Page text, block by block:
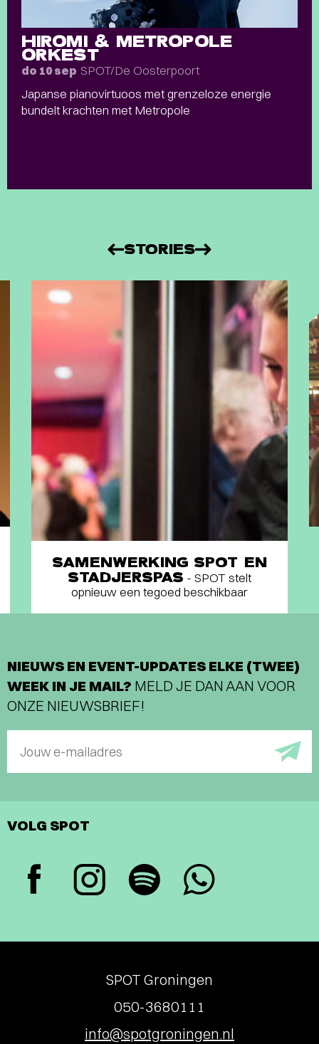
HIROMI & METROPOLE
ORKEST
do 10 sep SPOT/De Oosterpoort
Japanse pianovirtuoos met grenzeloze energie
bundelt krachten met Metropole
STORIES
SAMENWERKING SPOT EN
STADJERSPAS - SPOT stelt
opnieuw een tegoed beschikbaar
NIEUWS EN EVENT-UPDATES ELKE (TWEE)
WEEK IN JE MAIL? MELD JE DAN AAN VOOR
ONZE NIEUWSBRIEF!
Jouw e-mailadres
VOLG SPOT
SPOT Groningen
050-3680111
info@spotgroningen.nl